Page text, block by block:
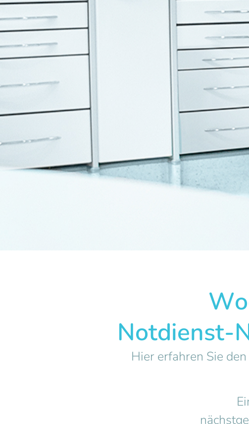
Notdienst-
Hier erfahren Sie